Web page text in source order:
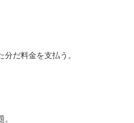
分だ料金を支払う。
。